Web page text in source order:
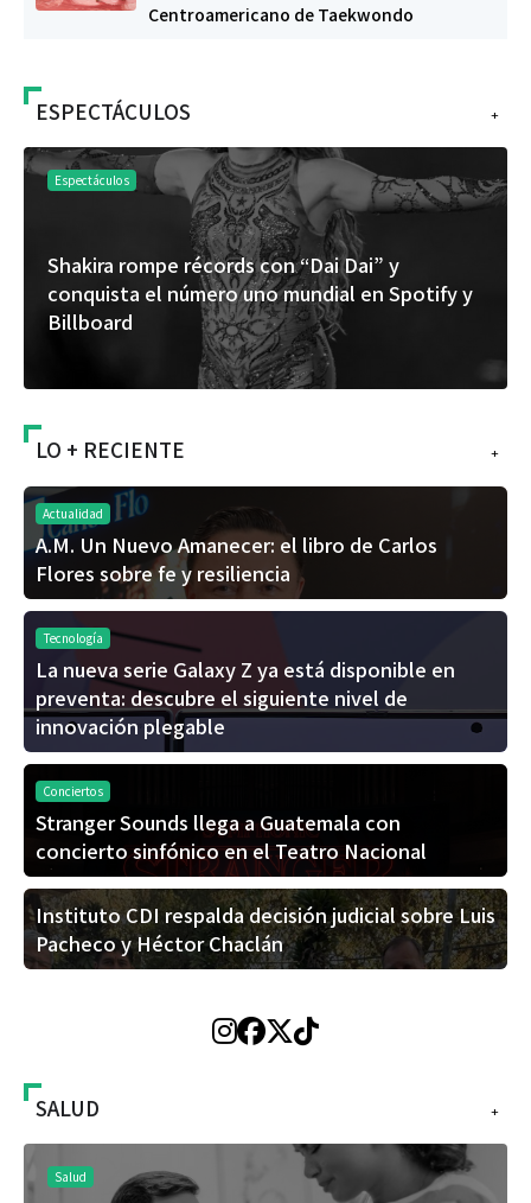
Centroamericano de Taekwondo
+
ESPECTÁCULOS
Espectáculos
Shakira rompe récords con “Dai Dai” y
conquista el número uno mundial en Spotify y
Billboard
+
LO + RECIENTE
Actualidad
A.M. Un Nuevo Amanecer: el libro de Carlos
Flores sobre fe y resiliencia
Tecnología
La nueva serie Galaxy Z ya está disponible en
preventa: descubre el siguiente nivel de
innovación plegable
Conciertos
Stranger Sounds llega a Guatemala con
concierto sinfónico en el Teatro Nacional
Instituto CDI respalda decisión judicial sobre Luis
Pacheco y Héctor Chaclán
+
SALUD
Salud